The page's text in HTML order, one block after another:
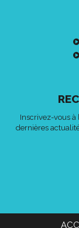
Inscrivez-vous
dernières